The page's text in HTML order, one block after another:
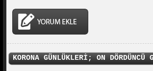
KORONA GÜNLÜKLERİ; ON